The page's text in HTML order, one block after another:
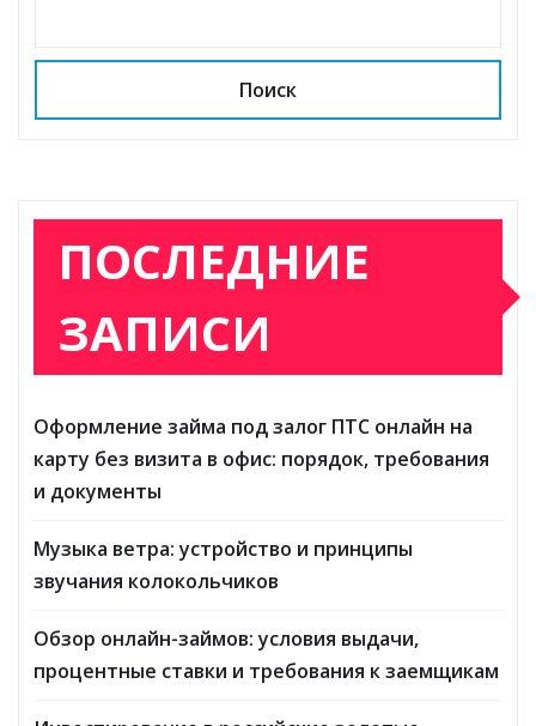
ss
ki
p и
ь
Поиск
ПОСЛЕДНИЕ
ЗАПИСИ
Оформление займа под залог ПТС онлайн на
карту без визита в офис: порядок, требования
и документы
Музыка ветра: устройство и принципы
звучания колокольчиков
Обзор онлайн-займов: условия выдачи,
процентные ставки и требования к заемщикам